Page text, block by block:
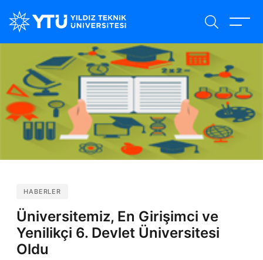
içeriğe
HABERLER
Üniversitemiz, En Girişimci ve
Yenilikçi 6. Devlet Üniversitesi
Oldu